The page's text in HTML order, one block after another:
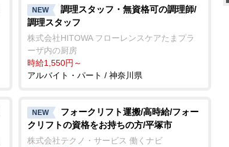
t
NEW
調理スタッフ・無資格可の調理師/
調理スタッフ
株式会社HITOWA フローレンスケアたまプラ
ーザ内の厨房
時給1,550円～
アルバイト・パート / 神奈川県
NEW
フォークリフト運搬/高時給/フォー
クリフトの資格をお持ちの方/平塚市
株式会社テクノ・サービス 働くナビ